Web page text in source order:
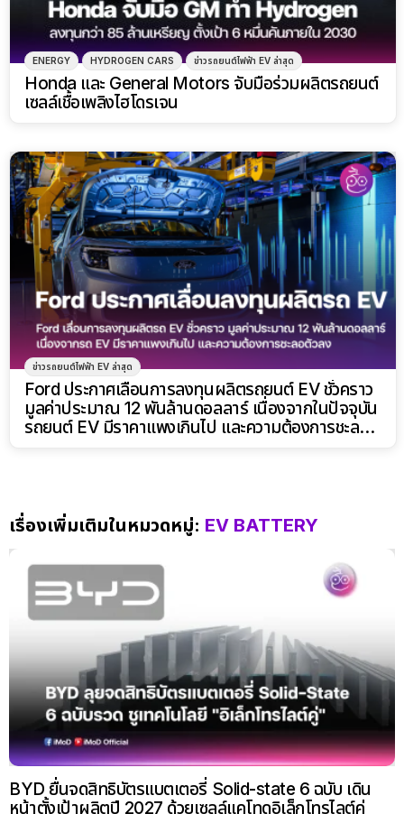
ENERGY HYDROGEN CARS ข่าวรถยนต์ไฟฟ้า EV ล่าสุด
Honda และ General Motors จับมือร่วมผลิตรถยนต์
เซลล์เชื้อเพลิงไฮโดรเจน
ข่าวรถยนต์ไฟฟ้า EV ล่าสุด
Ford ประกาศเลื่อนการลงทุนผลิตรถยนต์ EV ชั่วคราว
มูลค่าประมาณ 12 พันล้านดอลลาร์ เนื่องจากในปัจจุบัน
รถยนต์ EV มีราคาแพงเกินไป และความต้องการชะลอ
เรื่องเพิ่มเติมในหมวดหมู่: EV BATTERY
BYD ยื่นจดสิทธิบัตรแบตเตอรี่ Solid-state 6 ฉบับ เดิน
หน้าตั้งเป้าผลิตปี 2027 ด้วยเซลล์แคโทดอิเล็กโทรไลต์คู่